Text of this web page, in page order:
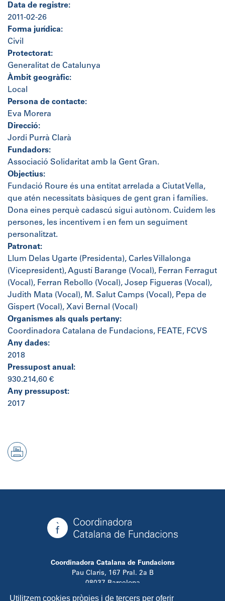
Utilitzem cookies pròpies i de tercers per oferir
Data de registre:
2011-02-26
Forma jurídica:
Civil
Protectorat:
Generalitat de Catalunya
Àmbit geogràfic:
Local
Persona de contacte:
Eva Morera
Direcció:
Jordi Purrà Clarà
Fundadors:
Associació Solidaritat amb la Gent Gran.
Objectius:
Fundació Roure és una entitat arrelada a Ciutat Vella,
que atén necessitats bàsiques de gent gran i famílies.
Dona eines perquè cadascú sigui autònom. Cuidem les
persones, les incentivem i en fem un seguiment
personalitzat.
Patronat:
Llum Delas Ugarte (Presidenta), Carles Villalonga
(Vicepresident), Agustí Barange (Vocal), Ferran Ferragut
(Vocal), Ferran Rebollo (Vocal), Josep Figueras (Vocal),
Judith Mata (Vocal), M. Salut Camps (Vocal), Pepa de
Gispert (Vocal), Xavi Bernal (Vocal)
Organismes als quals pertany:
Coordinadora Catalana de Fundacions, FEATE, FCVS
Any dades:
2018
Pressupost anual:
930.214,60 €
Any pressupost:
2017
Coordinadora Catalana de Fundacions
Pau Claris, 167 Pral. 2a B
08037 Barcelona
T. 934 881 480